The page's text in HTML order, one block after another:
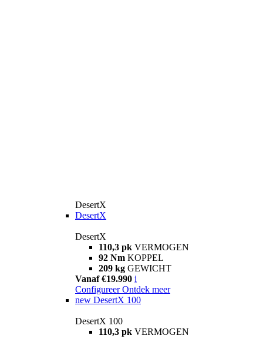
DesertX
DesertX
DesertX
110,3 pk VERMOGEN
92 Nm KOPPEL
209 kg GEWICHT
Vanaf €19.990 i
Configureer Ontdek meer
new DesertX 100
DesertX 100
110,3 pk VERMOGEN